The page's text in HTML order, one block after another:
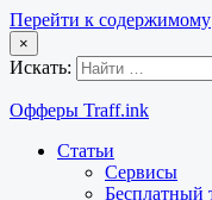
Перейти к содержимому
×
Искать:
Офферы Traff.ink
Статьи
Сервисы
Бесплатный